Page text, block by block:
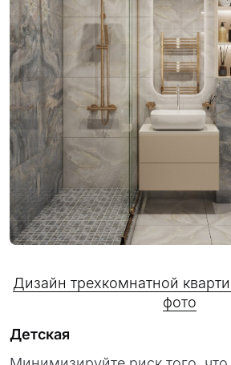
Дизайн трехкомнатной
фото
Детская